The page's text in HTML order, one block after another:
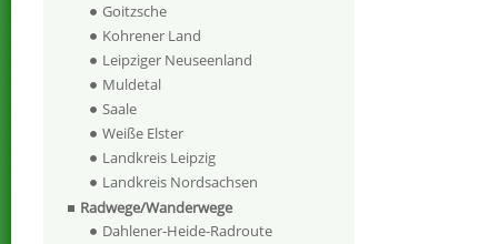
Goitzsche
Kohrener Land
Leipziger Neuseenland
Muldetal
Saale
Weiße Elster
Landkreis Leipzig
Landkreis Nordsachsen
Radwege/Wanderwege
Dahlener-Heide-Radroute